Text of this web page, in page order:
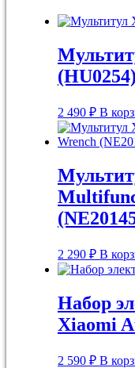
(HU0254)
2 490 ₽ В
2 290 ₽ В
Набор
Xiaomi
2 590 ₽ В